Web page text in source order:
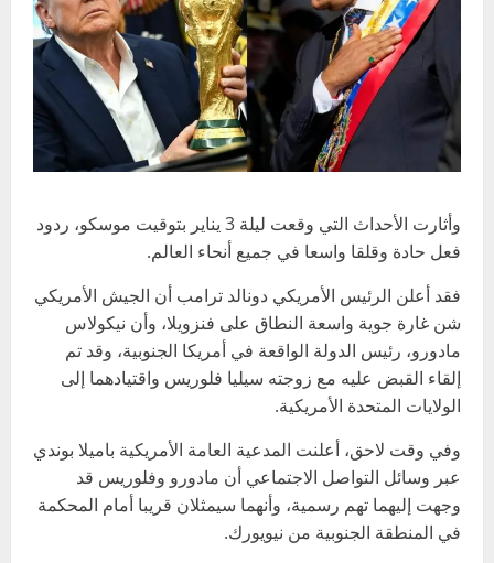
وأثارت الأحداث التي وقعت ليلة 3 يناير بتوقيت موسكو، ردود
فعل حادة وقلقا واسعا في جميع أنحاء العالم.
فقد أعلن الرئيس الأمريكي دونالد ترامب أن الجيش الأمريكي
شن غارة جوية واسعة النطاق على فنزويلا، وأن نيكولاس
مادورو، رئيس الدولة الواقعة في أمريكا الجنوبية، وقد تم
إلقاء القبض عليه مع زوجته سيليا فلوريس واقتيادهما إلى
الولايات المتحدة الأمريكية.
وفي وقت لاحق، أعلنت المدعية العامة الأمريكية باميلا بوندي
عبر وسائل التواصل الاجتماعي أن مادورو وفلوريس قد
وجهت إليهما تهم رسمية، وأنهما سيمثلان قريبا أمام المحكمة
في المنطقة الجنوبية من نيويورك.